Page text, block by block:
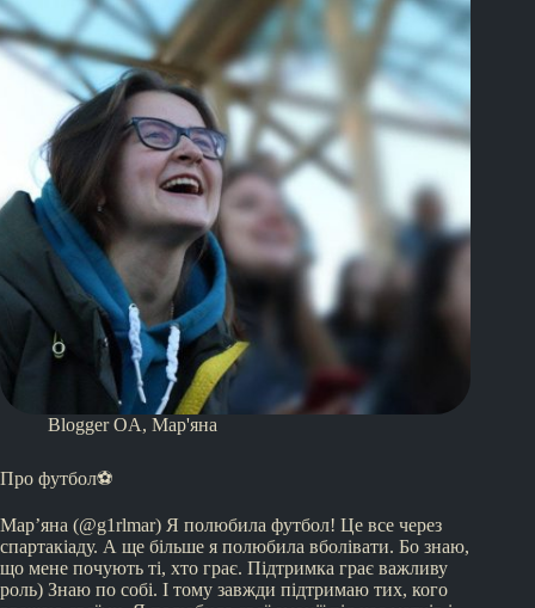
Blogger OA, Мар'яна
Про футбол⚽️
Мар’яна (@g1rlmar) Я полюбила футбол! Це все через
спартакіаду. А ще більше я полюбила вболівати. Бо знаю,
що мене почують ті, хто грає. Підтримка грає важливу
роль) Знаю по собі. І тому завжди підтримаю тих, кого